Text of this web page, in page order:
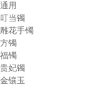
通用
叮当镯
雕花手镯
方镯
福镯
贵妃镯
金镶玉